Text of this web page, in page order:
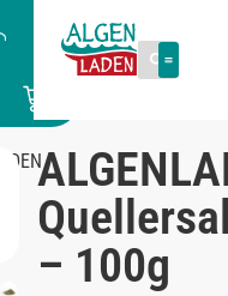
– 100g